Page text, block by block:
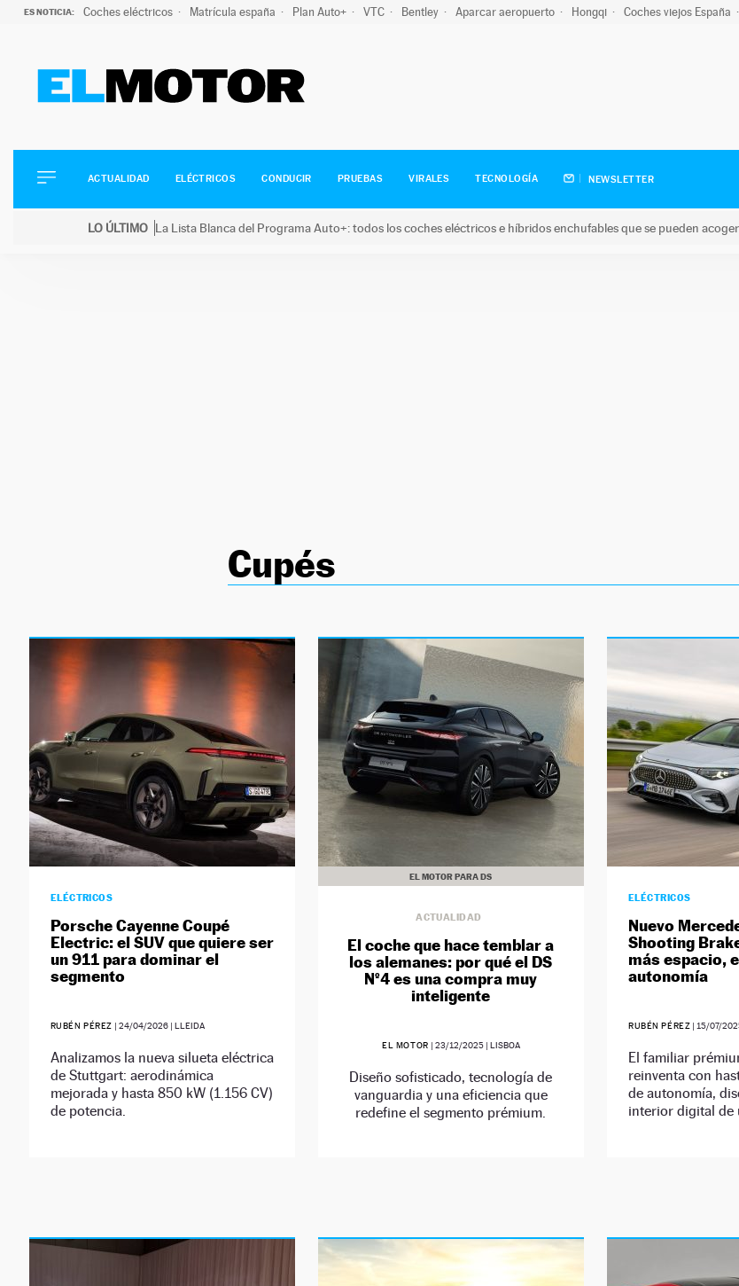
ES NOTICIA: Coches eléctricos Matrícula españa Plan Auto+ VTC Bentley Aparcar aeropuerto Hongqi Coches viejos España
ELÉCTRICOS
CONDUCIR
ACTUALIDAD ELÉCTRICOS CONDUCIR PRUEBAS VIRALES TECNOLOGÍA NEWSLETTER
LO ÚLTIMO La Lista Blanca del Programa Auto+: todos los coches eléctricos e híbridos enchufables que se pueden
Cupés
ELÉCTRICOS
Porsche Cayenne Coupé
Electric: el SUV que quiere ser
un 911 para dominar el
segmento
RUBÉN PÉREZ |24/04/2026 | LLEIDA
Analizamos la nueva silueta eléctrica
de Stuttgart: aerodinámica
mejorada y hasta 850 kW (1.156 CV)
de potencia.
EL MOTOR PARA DS
ACTUALIDAD
El coche que hace temblar a
los alemanes: por qué el DS
Nº4 es una compra muy
inteligente
EL MOTOR | 23/12/2025| LISBOA
Diseño sofisticado, tecnología de
vanguardia y una eficiencia que
redefine el segmento prémium.
ELÉCTRICOS
Nuevo
Shooting
más espacio,
autonomía
RUBÉN PÉREZ | 15/07/
El familiar
reinventa con
de autonomía,
interior digital de